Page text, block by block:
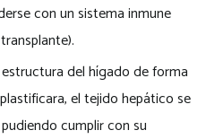
con un sistema inmune
del hígado de forma
el tejido hepático se
cumplir con su